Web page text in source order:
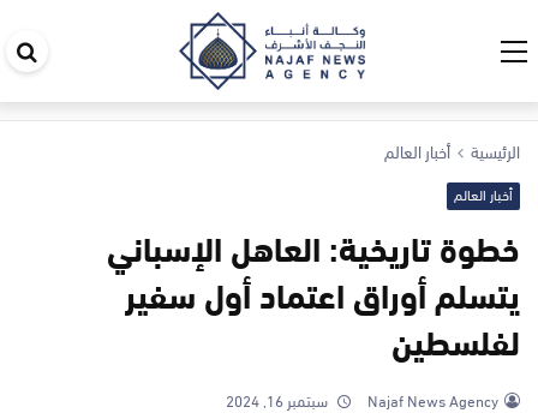
الرئيسية أخبار العالم
أخبار العالم
خطوة تاريخية: العاهل الإسباني
يتسلم أوراق اعتماد أول سفير
لفلسطين
Najaf News Agency سبتمبر 16, 2024